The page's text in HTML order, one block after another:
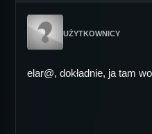
UŻYTKOWNICY
elar@, dokładnie, ja tam